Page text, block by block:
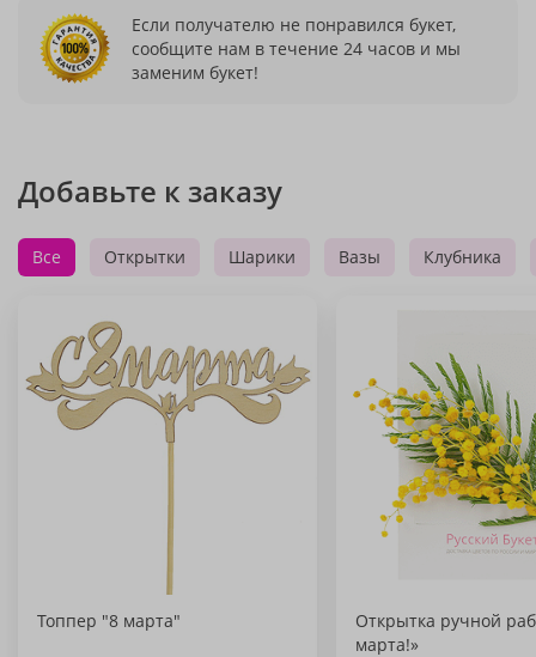
Если получателю не понравился букет,
сообщите нам в течение 24 часов и мы
заменим букет!
Добавьте к заказу
Все Открытки Шарики Вазы Клубника
Топпер "8 марта"
Открытка ручной
марта!»